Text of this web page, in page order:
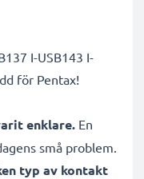
I-USB143 I-
för Pentax!
enklare. En
små problem.
typ av kontakt